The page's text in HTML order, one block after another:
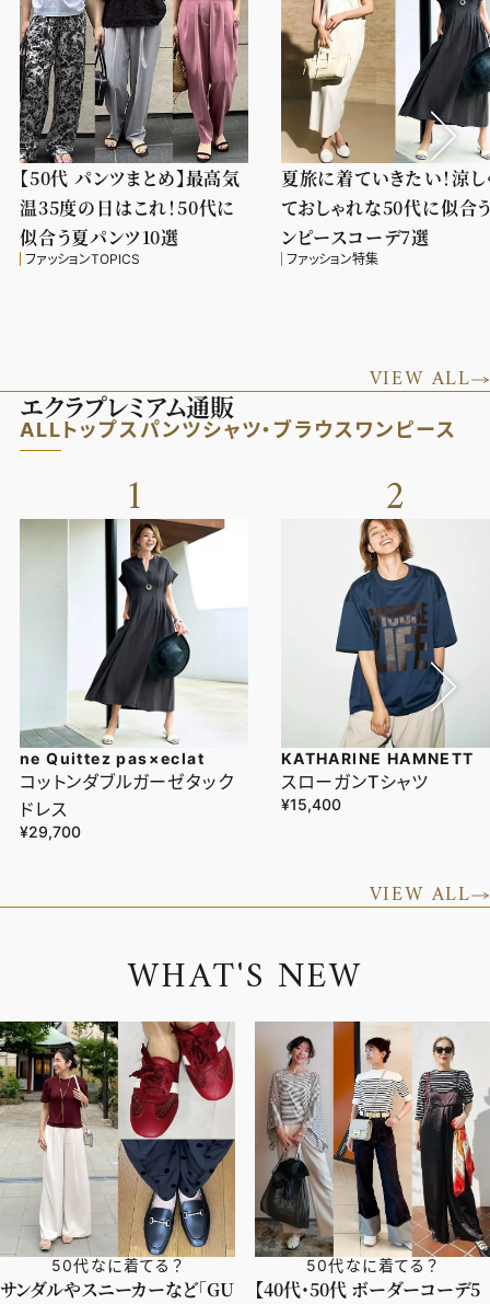
【50代 パンツまとめ】最高気
温35度の日はこれ！50代に
似合う夏パンツ10選
ファッションTOPICS
夏旅に着ていきたい！涼し
ておしゃれな50代に似合
ンピースコーデ7選
ファッション特集
VIEW ALL
エクラプレミアム通販
ALLトップス パンツシャツ・ブラウス ワンピース
1
ne Quittez pas×eclat
コットンダブルガーゼタック
ドレス
¥29,700
2
KATHARINE HAMNETT
スローガンTシャツ
¥15,400
VIEW ALL
WHAT'S NEW
50代なに着てる？
サンダルやスニーカーなど「GU
50代なに着てる？
【40代・50代 ボーダーコーデ5